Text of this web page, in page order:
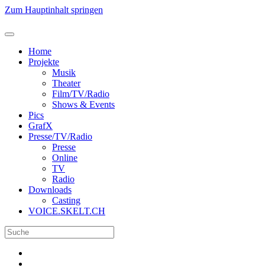
Zum Hauptinhalt springen
Home
Projekte
Musik
Theater
Film/TV/Radio
Shows & Events
Pics
GrafX
Presse/TV/Radio
Presse
Online
TV
Radio
Downloads
Casting
VOICE.SKELT.CH